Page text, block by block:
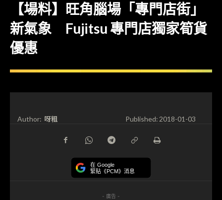
【場料】旺角腦場「專門店街」
新氣象 Fujitsu 專門店獨家筍貨
優惠
Author: 呀粗 Published:2018-01-03
在 Google
緊貼《PCM》消息
- 廣告 -